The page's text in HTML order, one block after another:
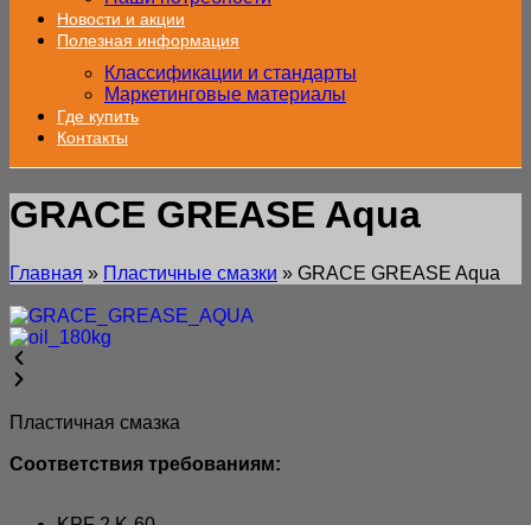
Новости и акции
Полезная информация
Классификации и стандарты
Маркетинговые материалы
Где купить
Контакты
GRACE GREASE Aqua
Главная » Пластичные смазки » GRACE GREASE Aqua
Пластичная смазка
Соответствия требованиям: